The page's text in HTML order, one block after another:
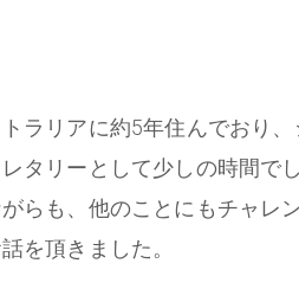
ラリアに約5年住んでおり
タリーとして少しの時間で
らも、他のことにもチャレ
を頂きました。